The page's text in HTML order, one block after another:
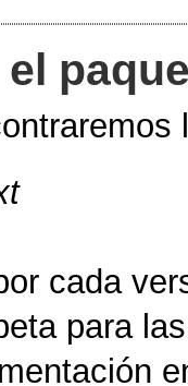
cada
para